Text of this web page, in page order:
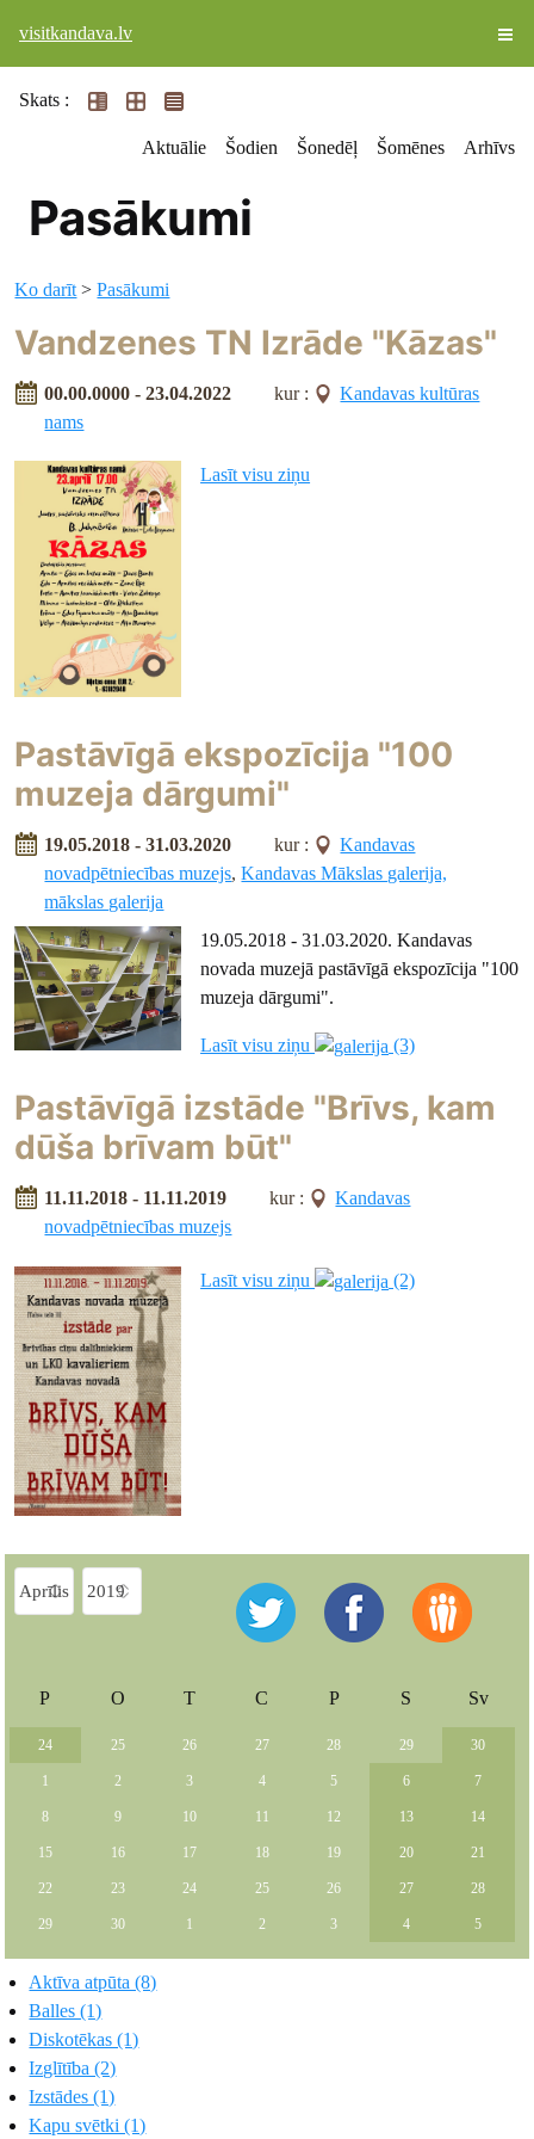
visitkandava.lv
Skats :
Aktuālie Šodien Šonedēļ Šomēnes Arhīvs
Pasākumi
Ko darīt >Pasākumi
Vandzenes TN Izrāde "Kāzas"
00.00.0000 - 23.04.2022 kur :
Kandavas kultūras
nams
Lasīt visu ziņu
Pastāvīgā ekspozīcija "100
muzeja dārgumi"
19.05.2018 - 31.03.2020 kur :
Kandavas
novadpētniecības muzejs,Kandavas Mākslas galerija,
mākslas galerija
19.05.2018 - 31.03.2020. Kandavas
novada muzejā pastāvīgā ekspozīcija "100
muzeja dārgumi".
Lasīt visu ziņu (3)
Pastāvīgā izstāde "Brīvs, kam
dūša brīvam būt"
11.11.2018 - 11.11.2019 kur :
Kandavas
novadpētniecības muzejs
Lasīt visu ziņu (2)
P O T C P S Sv
24 25 26 27 28 29 30
1 2 3 4 5 6 7
8 9 10 11 12 13 14
15 16 17 18 19 20 21
22 23 24 25 26 27 28
29 30 1 2 3 4 5
Aktīva atpūta (8)
Balles (1)
Diskotēkas (1)
Izglītība (2)
Izstādes (1)
Kapu svētki (1)